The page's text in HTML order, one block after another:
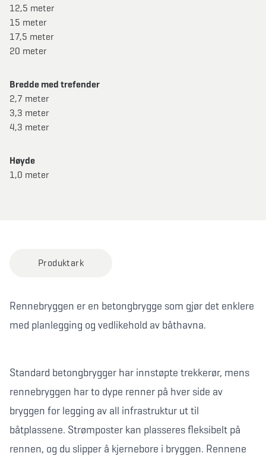
12,5 meter
15 meter
17,5 meter
20 meter
Bredde med trefender
2,7 meter
3,3 meter
4,3 meter
Høyde
1,0 meter
Produktark
Rennebryggen er en betongbrygge som gjør det enklere
med planlegging og vedlikehold av båthavna.
Standard betongbrygger har innstøpte trekkerør, mens
rennebryggen har to dype renner på hver side av
bryggen for legging av all infrastruktur ut til
båtplassene. Strømposter kan plasseres fleksibelt på
rennen, og du slipper å kjernebore i bryggen. Rennene